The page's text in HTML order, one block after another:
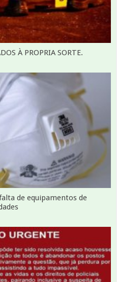
À PROPRIA SORTE.
de equipamentos de